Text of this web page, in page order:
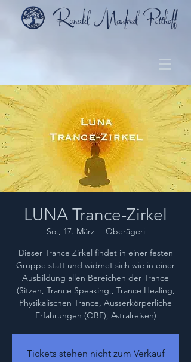
LUNA Trance-Zirkel
So., 17. März
  |
Oberägeri
Dieser Trance Zirkel findet in einer festen
Gruppe statt und widmet sich wie in einer
Ausbildung allen Bereichen der Trance
(Sitzen, Trance Speaking,, Trance Healing,
Physikalischen Trance, Ausserkörperliche
Erfahrungen (OBE), Astralreisen)
Tickets stehen nicht zum Verkauf